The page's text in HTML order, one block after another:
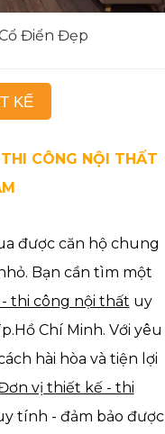
Điển Đẹp
KẾ
CÔNG NỘI THẤT
được căn hộ chung
Bạn cần tìm một
thi công nội thất uy
Chí Minh. Với yêu
hài hòa và tiện lợi
vị thiết kế - thi
tính - đảm bảo được